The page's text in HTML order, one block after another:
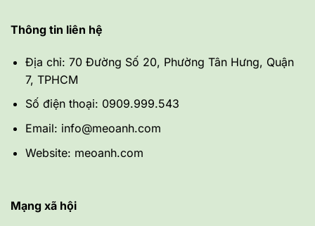
Thông tin liên hệ
Địa chỉ: 70 Đường Số 20, Phường Tân Hưng, Quận
7, TPHCM
Số điện thoại: 0909.999.543
Email: info@meoanh.com
Website: meoanh.com
Mạng xã hội